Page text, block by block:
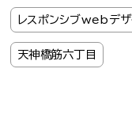
レスポンシブwebデザ
天神橋筋六丁目